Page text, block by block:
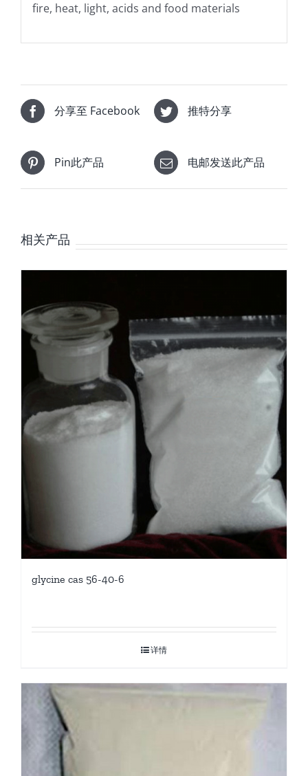
fire, heat, light, acids and food materials
分享至 Facebook 推特分享
Pin此产品 电邮发送此产品
相关产品
glycine cas 56-40-6
详情